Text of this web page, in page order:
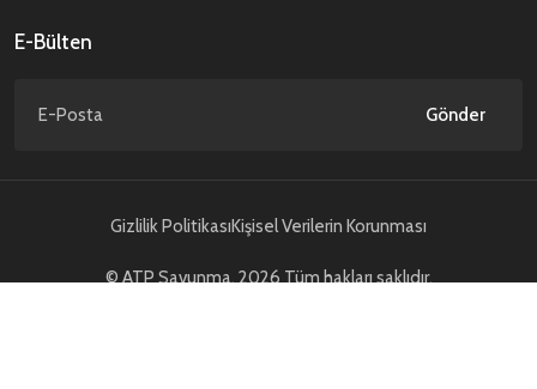
E-Bülten
Gönder
Gizlilik PolitikasıKişisel Verilerin Korunması
© ATP Savunma. 2026 Tüm hakları saklıdır.